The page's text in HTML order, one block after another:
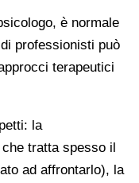
è normale
professionisti può
terapeutici
la
tratta spesso il
ad affrontarlo), la